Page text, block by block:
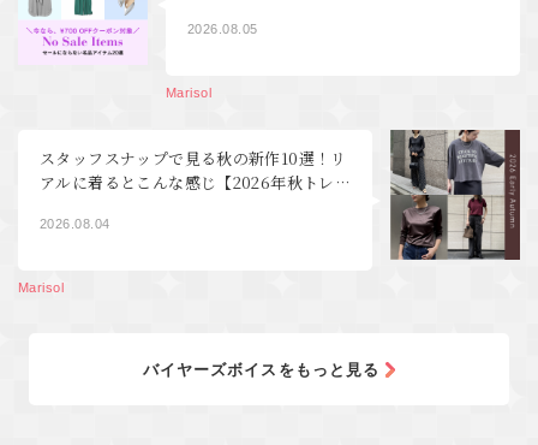
2026.08.05
Marisol
スタッフスナップで見る秋の新作10選！リ
アルに着るとこんな感じ【2026年秋トレ
2026.08.04
Marisol
バイヤーズボイスをもっと見る